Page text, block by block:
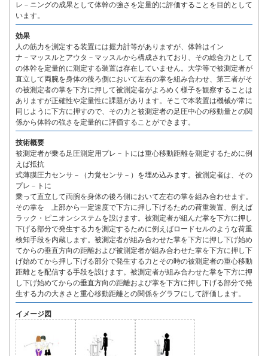
レ－ニングの成果として体幹の強さを定量的に評価することを目的として
います。
効果
人の筋力を測定する装置には握力計等がありますが、体幹はイン
ナ－マッスルとアウタ－マッスルから構成されており、その総合力として
の体幹を定量的に測定する装置は存在していません。大学等で被測定者が
直立して両腕を身体の後ろ側において左右の掌を組み合わせ、第三者がそ
の被測定者の掌を下方に押して被測定者がよろめく様子を観察することは
ありますが正確性や定量性に課題があります。そこで本装置は機械が常に
同じように下方に押すので、その力と被測定者の足圧中心の移動量との関
係から体幹の強さを定量的に評価することができます。
技術概要
被測定者が乗る足圧測定用プレ－トには重心移動距離を測定するために例
えば抵抗
式薄膜圧力センサ－（力覚センサ－）を埋め込みます。被測定者は、その
プレ－トに
乗って直立して両腕を身体の後ろ側において左右の掌を組み合わせます。
その掌を 上部から一定速度で下方に押し下げるための荷重装置、例えば
ラック・ピニオンシステムを設けます。被測定者が組んだ掌を下方に押し
下げる部分で発生する力を測定するために例えばロードセルのような荷重
検知手段を内蔵します。被測定者が組み合わせた掌を下方に押し下げ始め
てからの垂直方向の距離および被測定者が組み合わせた掌を下方に押し下
げ始めてから押し下げる部分で発生する力とその時の被測定者の重心移動
距離とを配信する手段を設けます。被測定者が組み合わせた掌を下方に押
し下げ始めてからの垂直方向の距離および掌を下方に押し下げる部分で発
生する力の大きさと重心移動距離との関係をグラフにして評価します。
イメージ図